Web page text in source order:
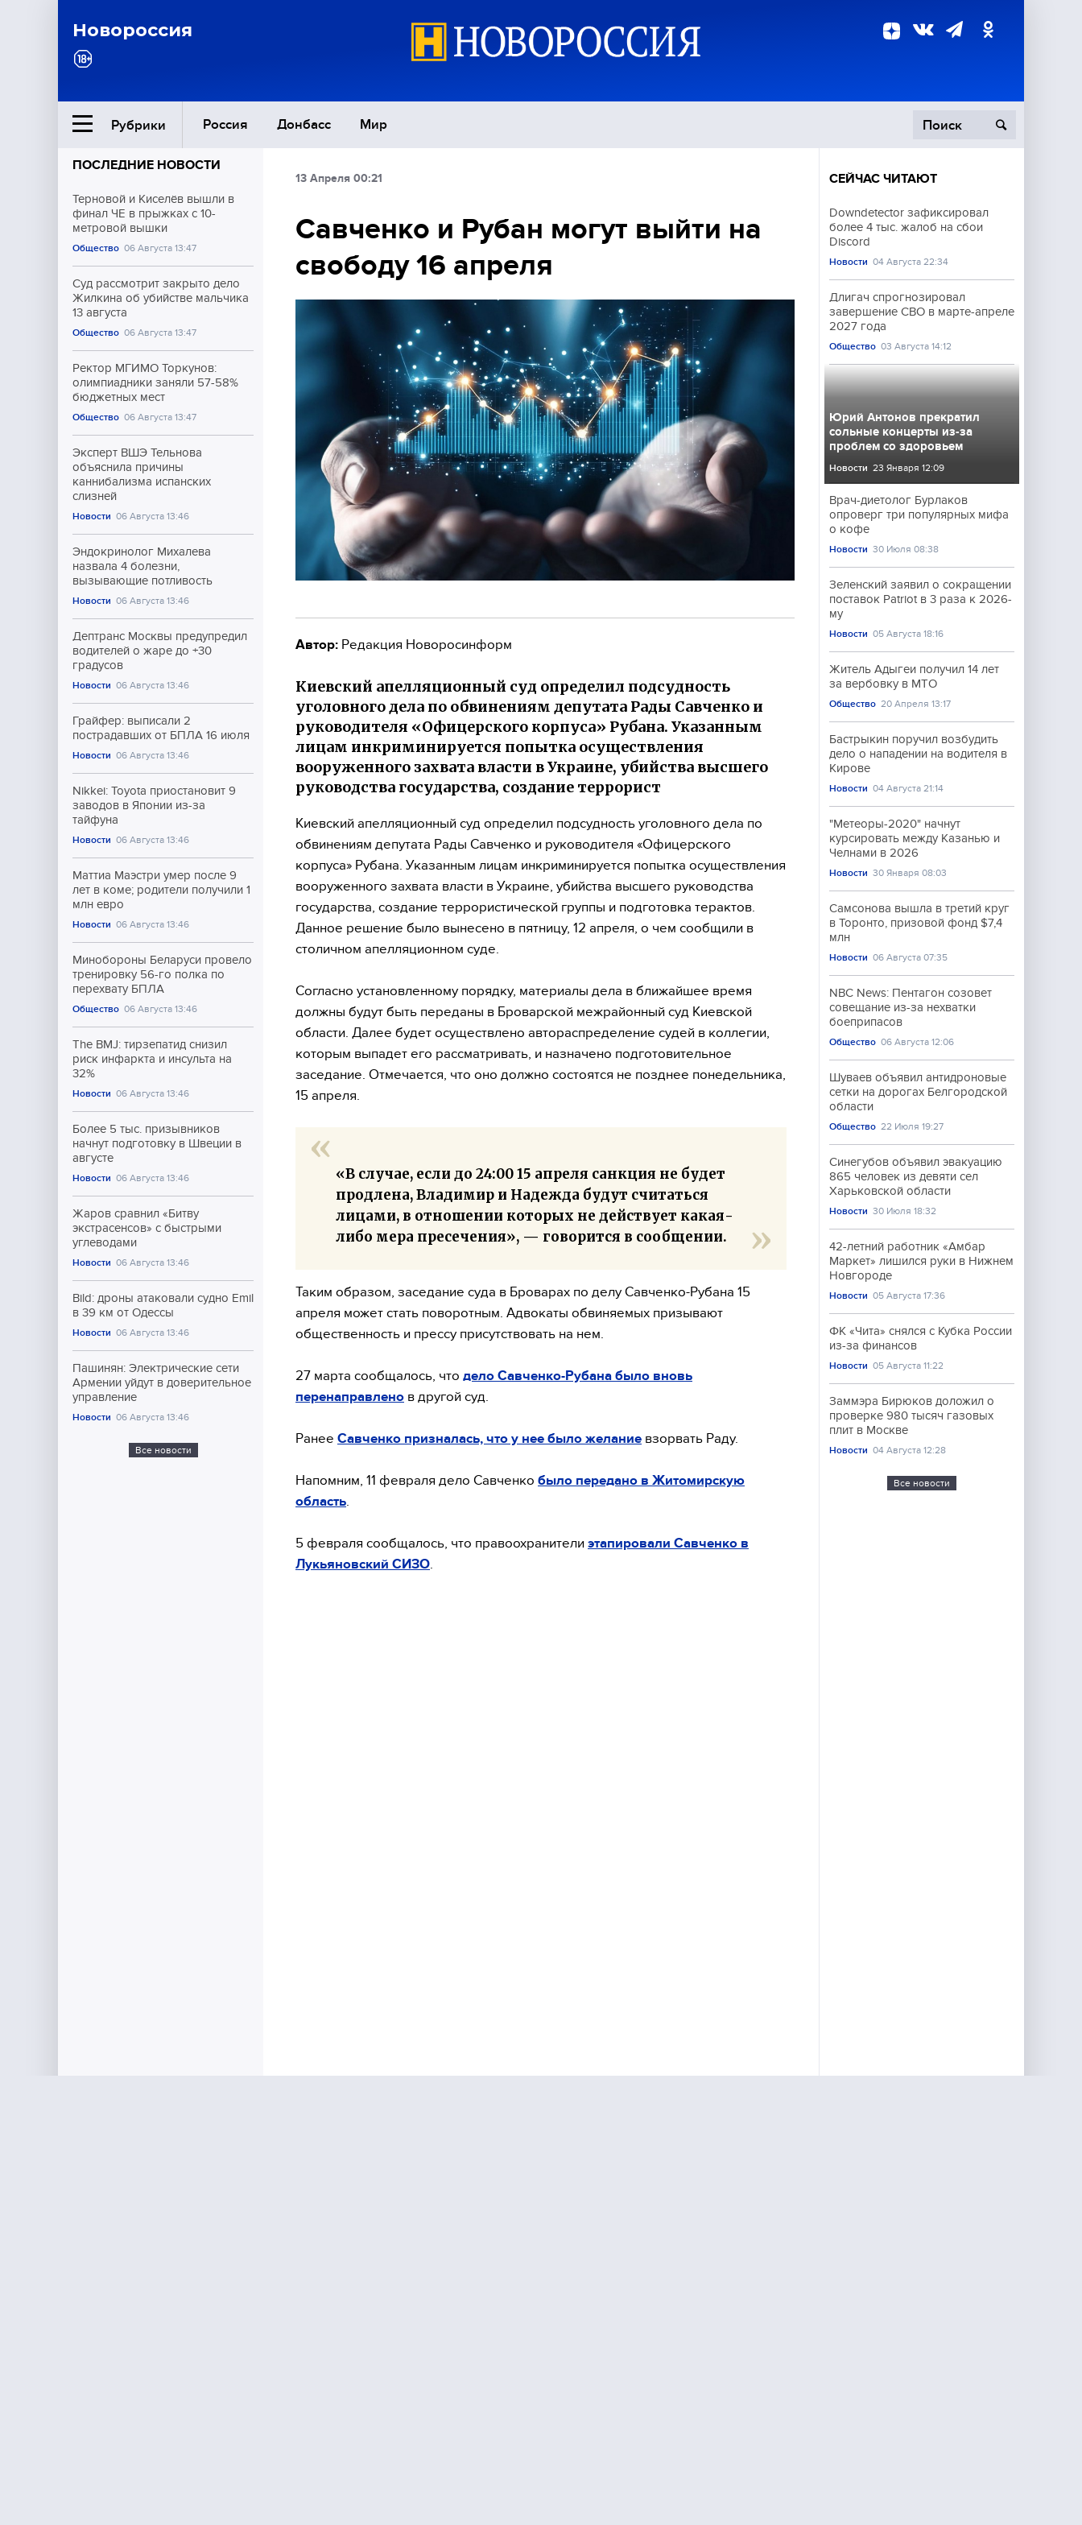
Новороссия
Рубрики Россия Донбасс Мир
Ближний Восток
Общество
Экономика
Происшествия
Культура
ПОСЛЕДНИЕ НОВОСТИ
Терновой и Киселёв вышли в
финал ЧЕ в прыжках с 10-
метровой вышки
Общество 06 Августа 13:47
Суд рассмотрит закрыто дело
Жилкина об убийстве мальчика
13 августа
Общество 06 Августа 13:47
Ректор МГИМО Торкунов:
олимпиадники заняли 57-58%
бюджетных мест
Общество 06 Августа 13:47
Эксперт ВШЭ Тельнова
объяснила причины
каннибализма испанских
слизней
Новости 06 Августа 13:46
Эндокринолог Михалева
назвала 4 болезни,
вызывающие потливость
Новости 06 Августа 13:46
Дептранс Москвы предупредил
водителей о жаре до +30
градусов
Новости 06 Августа 13:46
Грайфер: выписали 2
пострадавших от БПЛА 16 июля
Новости 06 Августа 13:46
Nikkei: Toyota приостановит 9
заводов в Японии из-за
тайфуна
Новости 06 Августа 13:46
Маттиа Маэстри умер после 9
лет в коме; родители получили 1
млн евро
Новости 06 Августа 13:46
Минобороны Беларуси провело
тренировку 56-го полка по
перехвату БПЛА
Общество 06 Августа 13:46
The BMJ: тирзепатид снизил
риск инфаркта и инсульта на
32%
Новости 06 Августа 13:46
Более 5 тыс. призывников
начнут подготовку в Швеции в
августе
Новости 06 Августа 13:46
Жаров сравнил «Битву
экстрасенсов» с быстрыми
углеводами
Новости 06 Августа 13:46
Bild: дроны атаковали судно Emil
в 39 км от Одессы
Новости 06 Августа 13:46
Пашинян: Электрические сети
Армении уйдут в доверительное
управление
Новости 06 Августа 13:46
Все новости
13 Апреля 00:21
Савченко и Рубан могут выйти на
свободу 16 апреля
Автор: Редакция Новоросинформ
Киевский апелляционный суд определил подсудность
уголовного дела по обвинениям депутата Рады Савченко и
руководителя «Офицерского корпуса» Рубана. Указанным
лицам инкриминируется попытка осуществления
вооруженного захвата власти в Украине, убийства высшего
руководства государства, создание террорист
Киевский апелляционный суд определил подсудность уголовного дела по
обвинениям депутата Рады Савченко и руководителя «Офицерского
корпуса» Рубана. Указанным лицам инкриминируется попытка осуществления
вооруженного захвата власти в Украине, убийства высшего руководства
государства, создание террористической группы и подготовка терактов.
Данное решение было вынесено в пятницу, 12 апреля, о чем сообщили в
столичном апелляционном суде.
Согласно установленному порядку, материалы дела в ближайшее время
должны будут быть переданы в Броварской межрайонный суд Киевской
области. Далее будет осуществлено автораспределение судей в коллегии,
которым выпадет его рассматривать, и назначено подготовительное
заседание. Отмечается, что оно должно состоятся не позднее понедельника,
15 апреля.
«В случае, если до 24:00 15 апреля санкция не будет
продлена, Владимир и Надежда будут считаться
лицами, в отношении которых не действует какая-
либо мера пресечения», — говорится в сообщении.
Таким образом, заседание суда в Броварах по делу Савченко-Рубана 15
апреля может стать поворотным. Адвокаты обвиняемых призывают
общественность и прессу присутствовать на нем.
27 марта сообщалось, что дело Савченко-Рубана было вновь
перенаправлено в другой суд.
Ранее Савченко призналась, что у нее было желание взорвать Раду.
Напомним, 11 февраля дело Савченко было передано в Житомирскую
область
5 февраля сообщалось, что правоохранители этапировали Савченко в
Лукьяновский СИЗО
СЕЙЧАС ЧИТАЮТ
Downdetector зафиксировал
более 4 тыс. жалоб на сбои
Discord
Новости 04 Августа 22:34
Длигач спрогнозировал
завершение СВО в марте-апреле
2027 года
Общество 03 Августа 14:12
Юрий Антонов прекратил
сольные концерты из-за
проблем со здоровьем
Новости 23 Января 12:09
Врач-диетолог Бурлаков
опроверг три популярных мифа
о кофе
Новости 30 Июля 08:38
Зеленский заявил о сокращении
поставок Patriot в 3 раза к 2026-
му
Новости 05 Августа 18:16
Житель Адыгеи получил 14 лет
за вербовку в МТО
Общество 20 Апреля 13:17
Бастрыкин поручил возбудить
дело о нападении на водителя в
Кирове
Новости 04 Августа 21:14
"Метеоры-2020" начнут
курсировать между Казанью и
Челнами в 2026
Новости 30 Января 08:03
Самсонова вышла в третий круг
в Торонто, призовой фонд $7,4
млн
Новости 06 Августа 07:35
NBC News: Пентагон созовет
совещание из-за нехватки
боеприпасов
Общество 06 Августа 12:06
Шуваев объявил антидроновые
сетки на дорогах Белгородской
области
Общество 22 Июля 19:27
Синегубов объявил эвакуацию
865 человек из девяти сел
Харьковской области
Новости 30 Июля 18:32
42-летний работник «Амбар
Маркет» лишился руки в Нижнем
Новгороде
Новости 05 Августа 17:36
ФК «Чита» снялся с Кубка России
из-за финансов
Новости 05 Августа 11:22
Заммэра Бирюков доложил о
проверке 980 тысяч газовых
плит в Москве
Новости 04 Августа 12:28
Все новости